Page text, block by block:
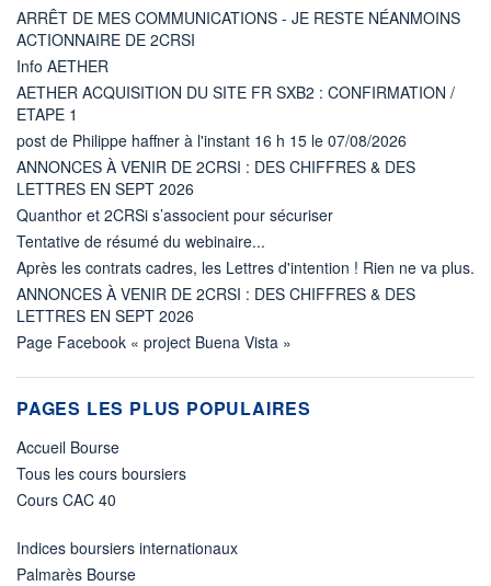
ARRÊT DE MES COMMUNICATIONS - JE RESTE NÉANMOINS
ACTIONNAIRE DE 2CRSI
Info AETHER
AETHER ACQUISITION DU SITE FR SXB2 : CONFIRMATION /
ETAPE 1
post de Philippe haffner à l'instant 16 h 15 le 07/08/2026
ANNONCES À VENIR DE 2CRSI : DES CHIFFRES & DES
LETTRES EN SEPT 2026
Quanthor et 2CRSi s’associent pour sécuriser
Tentative de résumé du webinaire...
Après les contrats cadres, les Lettres d'intention ! Rien ne va plus.
ANNONCES À VENIR DE 2CRSI : DES CHIFFRES & DES
LETTRES EN SEPT 2026
Page Facebook « project Buena Vista »
PAGES LES PLUS POPULAIRES
Accueil Bourse
Tous les cours boursiers
Cours CAC 40
Indices boursiers internationaux
Palmarès Bourse